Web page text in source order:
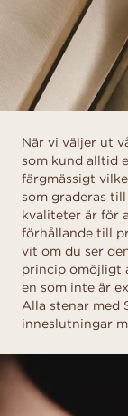
När vi väljer ut
som kund alltid
färgmässigt
som graderas
kvaliteter är för
förhållande till
vit om du ser
princip omöjligt
en som inte är
Alla stenar med
inneslutningar